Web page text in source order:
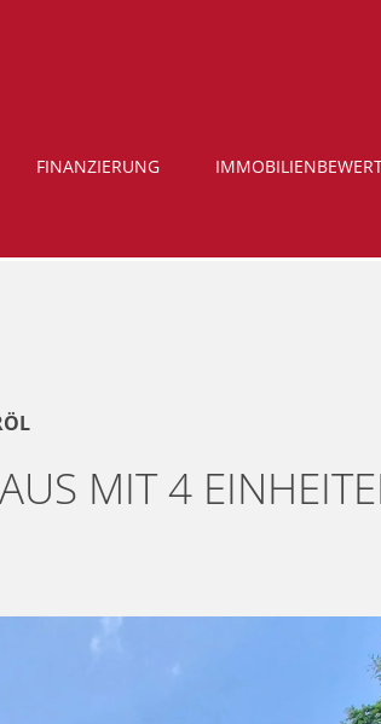
FINANZIERUNG
MIT 4